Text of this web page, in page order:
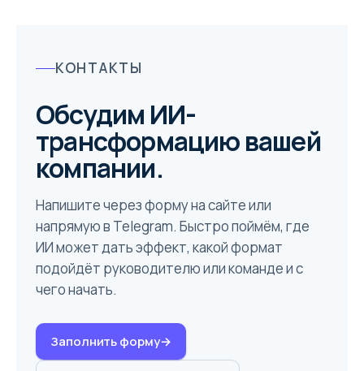
КОНТАКТЫ
Обсудим ИИ-
трансформацию вашей
компании.
Напишите через форму на сайте или
напрямую в Telegram. Быстро поймём, где
ИИ может дать эффект, какой формат
подойдёт руководителю или команде и с
чего начать.
Заполнить форму→